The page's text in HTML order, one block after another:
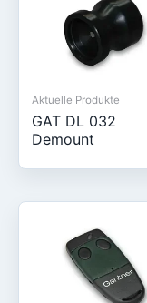
Aktuelle Produkte
GAT DL 032
Demount